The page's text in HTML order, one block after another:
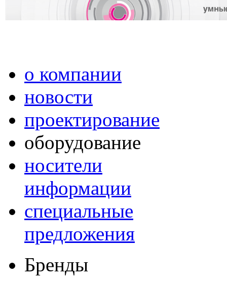
о компании
новости
проектирование
оборудование
носители
информации
специальные
предложения
Бренды